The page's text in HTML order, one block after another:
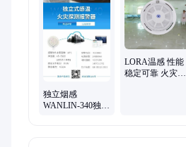
独立烟感
WANLIN-340独立
LORA温感 性能
稳定可靠 火灾报